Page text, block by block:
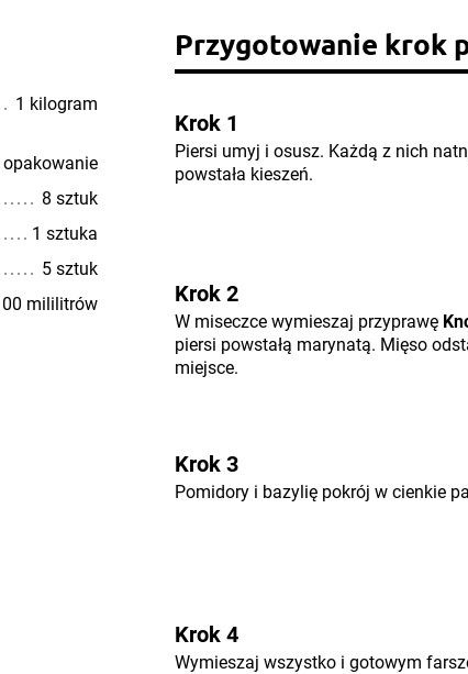
1 kilogram
opakowanie
8 sztuk
1 sztuka
5 sztuk
mililitrów
Przygotowanie krok
Krok 1
Piersi umyj i osusz. Każdą z nich
powstała kieszeń.
Krok 2
W miseczce wymieszaj przyprawę
piersi powstałą marynatą. Mięso
miejsce.
Krok 3
Pomidory i bazylię pokrój w cienkie
Krok 4
Wymieszaj wszystko i gotowym